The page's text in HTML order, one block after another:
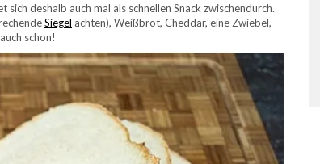
deshalb auch mal als schnellen Snack zwischendurch.
Siegel achten), Weißbrot, Cheddar, eine Zwiebel,
schon!